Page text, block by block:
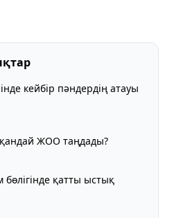
кейбір пәндердің атауы
ЖОО таңдады?
бөлігінде қатты ыстық